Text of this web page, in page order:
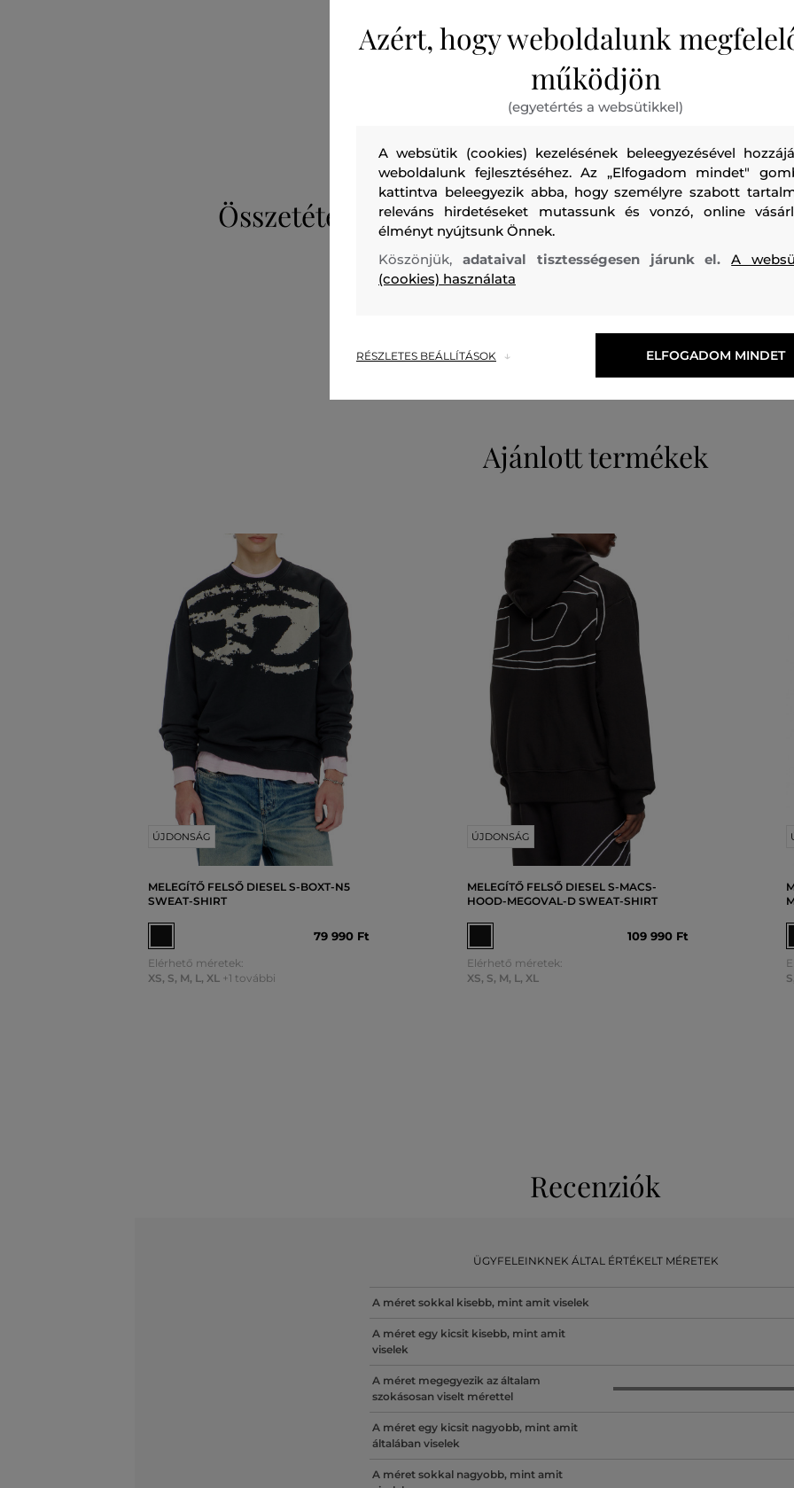
Teljes hosszában cipzárral ellátott kapucnis melegítő
ujjakon és derékrészen elasztikus szegéllyel, valamint két
Az anyagösszetétel kellemesen puha tapintású és
Praktikus alapjává válik a sportos öltözékeknek.
farmer nadrággal, sportoláshoz pedig melegítő
Szezon: FW23 Termék kódja409401_2W11-623-CA-44
Összetétel
felső anyag
Ajánlott termékek
ÚJDONSÁG
MELEGÍTŐ FELSŐ DIESEL S-BOXT-N5
SWEAT-SHIRT
79 990 Ft
Elérhető méretek:
XS, S, M, L , XL +1 további
ÚJDONSÁG
MELEGÍTŐ FELSŐ DIESEL S-MACS-
HOOD-MEGOVAL-D SWEAT-SHIRT
109 990 Ft
Elérhető méretek:
XS, S, M, L , XL
S
Recenziók
ÜGYFELEINKNEK ÁLTAL ÉRTÉKELT MÉRETEK
A méret sokkal kisebb, mint amit viselek
A méret egy kicsit kisebb, mint amit
viselek
A méret megegyezik az általam
szokásosan viselt mérettel
A méret egy kicsit nagyobb, mint amit
általában viselek
A méret sokkal nagyobb, mint amit
Azért, hogy weboldalunk
működjön
(egyetértés a websütikkel)
A websütik (cookies) kezelésének beleegyezésével
weboldalunk fejlesztéséhez. Az „Elfogadom mindet"
kattintva beleegyezik abba, hogy személyre szabott
releváns hirdetéseket mutassunk és vonzó, online
élményt nyújtsunk Önnek.
Köszönjük, adataival tisztességesen járunk el.A
(cookies) használata
RÉSZLETES BEÁLLÍTÁSOK ELFOGADOM MINDET